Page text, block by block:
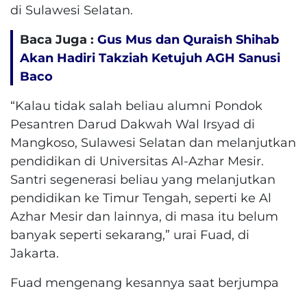
di Sulawesi Selatan.
Baca Juga : Gus Mus dan Quraish Shihab
Akan Hadiri Takziah Ketujuh AGH Sanusi
Baco
“Kalau tidak salah beliau alumni Pondok
Pesantren Darud Dakwah Wal Irsyad di
Mangkoso, Sulawesi Selatan dan melanjutkan
pendidikan di Universitas Al-Azhar Mesir.
Santri segenerasi beliau yang melanjutkan
pendidikan ke Timur Tengah, seperti ke Al
Azhar Mesir dan lainnya, di masa itu belum
banyak seperti sekarang,” urai Fuad, di
Jakarta.
Fuad mengenang kesannya saat berjumpa